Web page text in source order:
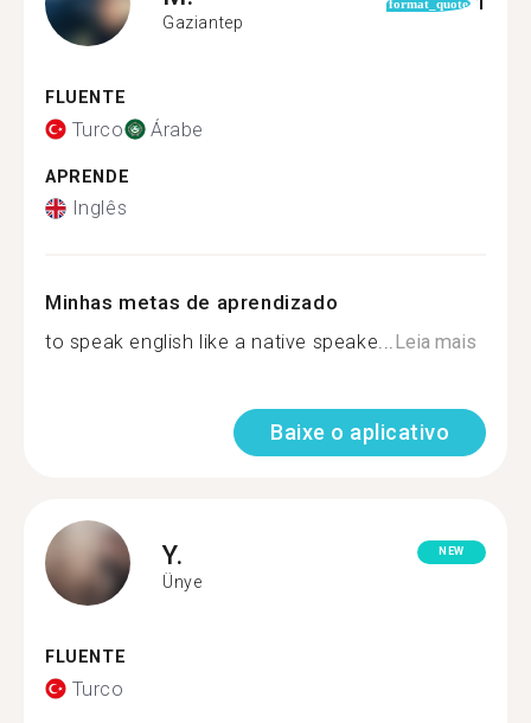
Gaziantep
format_quote
FLUENTE
Turco Árabe
APRENDE
Inglês
Minhas metas de aprendizado
to speak english like a native speake...Leia mais
Baixe o aplicativo
Y.
Ünye
NEW
FLUENTE
Turco